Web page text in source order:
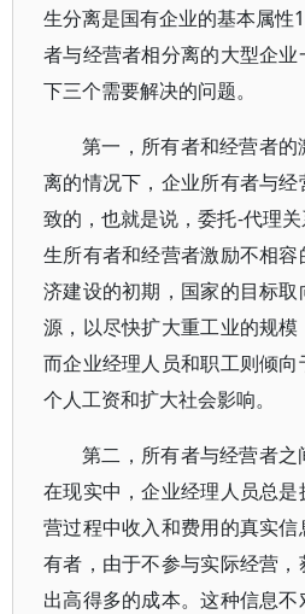
生分离是国有企业的基本属性
者与经营者相分离的大型企
下三个需要解决的问题。
第一，所有者和经营者
离的情况下，企业所有者与
致的，也就是说，委托-代理
生所有者和经营者激励不相
济建设的初期，国家的目标
源，以尽快扩大重工业的规模
而企业经理人员和职工则倾
个人工资和扩大社会影响。
第二，所有者与经营者之
在现实中，企业经理人员总
营过程中收入和费用的真实
有者，由于不参与实际经营
出高得多的成本。这种信息